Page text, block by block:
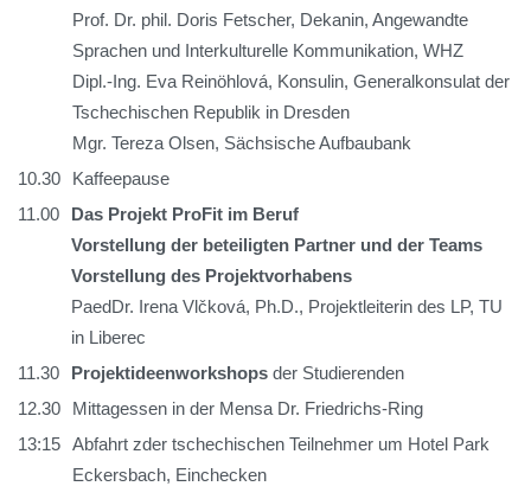
Prof. Dr. phil. Doris Fetscher, Dekanin, Angewandte
Sprachen und Interkulturelle Kommunikation, WHZ
Dipl.-Ing. Eva Reinöhlová, Konsulin, Generalkonsulat der
Tschechischen Republik in Dresden
Mgr. Tereza Olsen, Sächsische Aufbaubank
10.30
Kaffeepause
11.00
Das Projekt ProFit im Beruf
Vorstellung der beteiligten Partner und der Teams
Vorstellung des Projektvorhabens
PaedDr. Irena Vlčková, Ph.D., Projektleiterin des LP, TU
in Liberec
11.30
Projektideenworkshops der Studierenden
12.30
Mittagessen in der Mensa Dr. Friedrichs-Ring
13:15 Abfahrt zder tschechischen Teilnehmer um Hotel Park
Eckersbach, Einchecken